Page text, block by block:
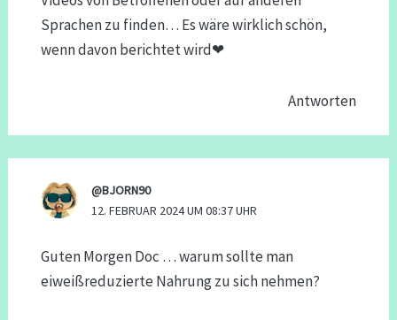
Sprachen zu finden… Es wäre wirklich schön,
wenn davon berichtet wird❤
Antworten
@BJORN90
12. FEBRUAR 2024 UM 08:37 UHR
Guten Morgen Doc … warum sollte man
eiweißreduzierte Nahrung zu sich nehmen?